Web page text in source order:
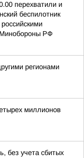
перехватили и
беспилотник
РФ
регионами
миллионов
без учета сбитых